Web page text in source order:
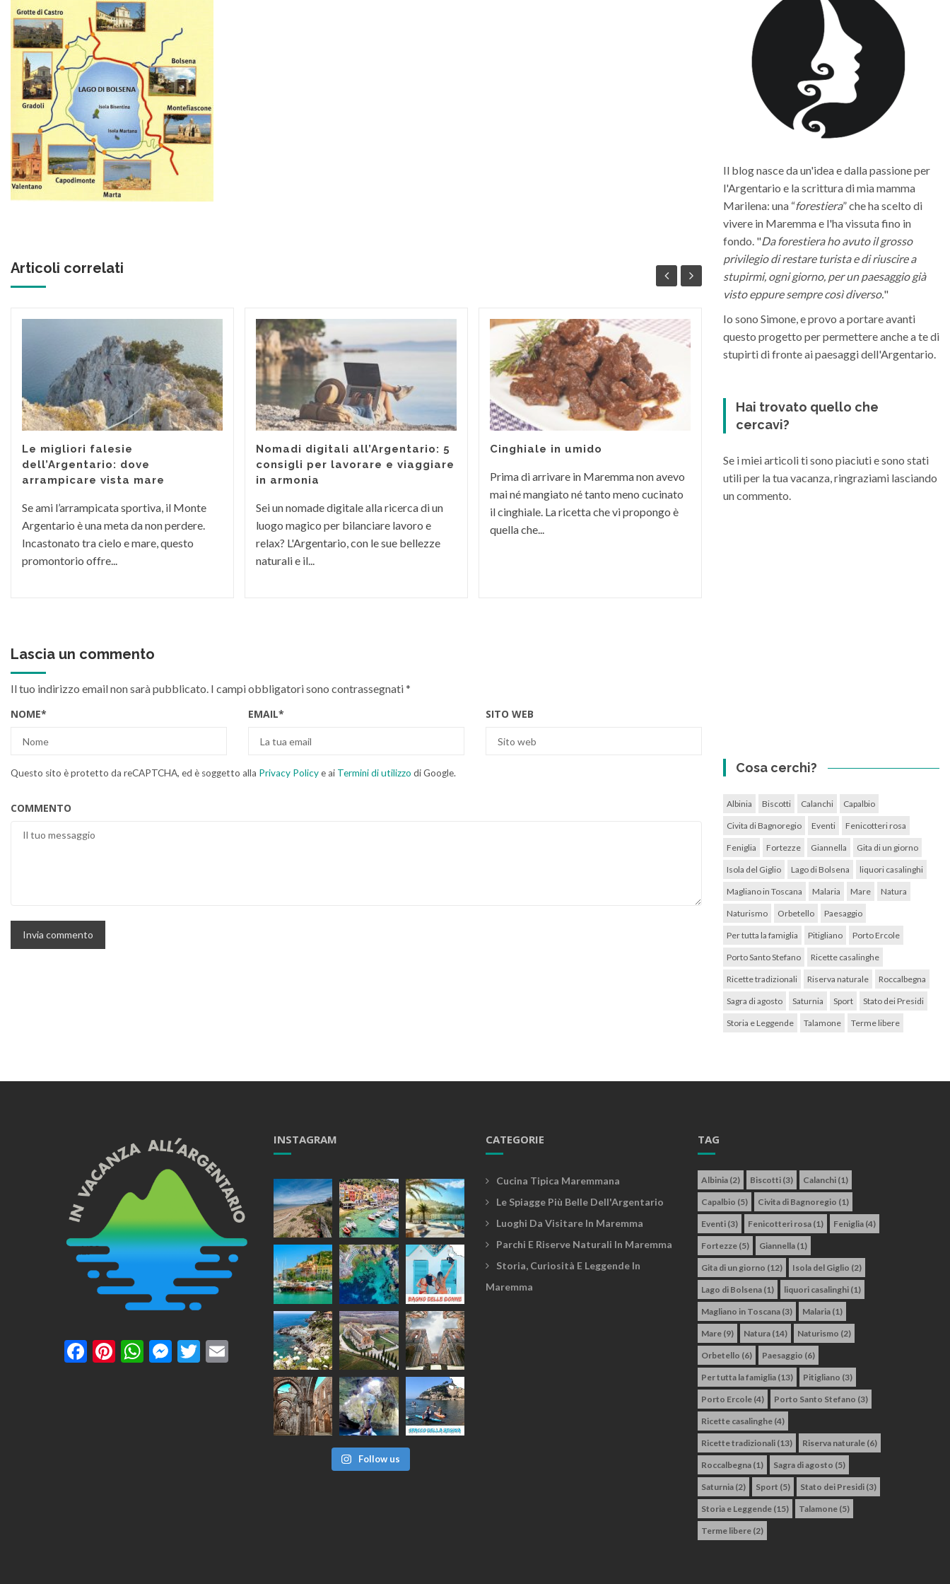
Articoli correlati
Le migliori falesie
dell’Argentario: dove
arrampicare vista mare
Se ami l’arrampicata sportiva, il Monte
Argentario è una meta da non perdere.
Incastonato tra cielo e mare, questo
promontorio offre...
Nomadi digitali all’Argentario: 5
consigli per lavorare e viaggiare
in armonia
Sei un nomade digitale alla ricerca di un
luogo magico per bilanciare lavoro e
relax? L'Argentario, con le sue bellezze
naturali e il...
Cinghiale in umido
Prima di arrivare in Maremma non avevo
mai né mangiato né tanto meno cucinato
il cinghiale. La ricetta che vi propongo è
quella che...
Quali sono i migliori vini della
Maremma Toscana
condizioni climatiche e morfologiche del
suo territorio, riesce a dare vita a grandi
vini di varia...
Lascia un commento
Il tuo indirizzo email non sarà pubblicato. I campi obbligatori sono contrassegnati*
NOME* EMAIL* SITO WEB
Questo sito è protetto da reCAPTCHA, ed è soggetto alla Privacy Policye ai Termini di utilizzo di Google.
COMMENTO
Il blog nasce da un'idea e dalla passione per
l'Argentario e la scrittura di mia mamma
Marilena: una “forestiera” che ha scelto di
vivere in Maremma e l'ha vissuta fino in
fondo. "Da forestiera ho avuto il grosso
privilegio di restare turista e di riuscire a
stupirmi, ogni giorno, per un paesaggio già
visto eppure sempre così diverso."
Io sono Simone, e provo a portare avanti
questo progetto per permettere anche a te di
stupirti di fronte ai paesaggi dell'Argentario.
Hai trovato quello che
cercavi?
Se i miei articoli ti sono piaciuti e sono stati
utili per la tua vacanza, ringraziami lasciando
un commento.
Cosa cerchi?
Albinia Biscotti Calanchi Capalbio
Civita di Bagnoregio Eventi Fenicotteri rosa
Feniglia Fortezze Giannella Gita di un giorno
Isola del Giglio Lago di Bolsena liquori casalinghi
Magliano in Toscana Malaria Mare Natura
Naturismo Orbetello Paesaggio
Per tutta la famiglia Pitigliano Porto Ercole
Porto Santo Stefano Ricette casalinghe
Ricette tradizionali Riserva naturale Roccalbegna
Sagra di agosto Saturnia Sport Stato dei Presidi
Storia e Leggende Talamone Terme libere
Facebook
Pinterest
WhatsApp
Messenger
Twitter
Email
INSTAGRAM
Follow us
CATEGORIE
Cucina Tipica Maremmana
Le Spiagge Più Belle Dell'Argentario
Luoghi Da Visitare In Maremma
Parchi E Riserve Naturali In Maremma
Storia, Curiosità E Leggende In
Maremma
TAG
Albinia (2) Biscotti (3) Calanchi (1)
Capalbio (5) Civita di Bagnoregio (1)
Eventi (3) Fenicotteri rosa (1) Feniglia (4)
Fortezze (5) Giannella (1)
Gita di un giorno (12) Isola del Giglio (2)
Lago di Bolsena (1) liquori casalinghi (1)
Magliano in Toscana (3) Malaria (1)
Mare (9) Natura (14) Naturismo (2)
Orbetello (6) Paesaggio (6)
Per tutta la famiglia (13) Pitigliano (3)
Porto Ercole (4) Porto Santo Stefano (3)
Ricette casalinghe (4)
Ricette tradizionali (13) Riserva naturale (6)
Roccalbegna (1) Sagra di agosto (5)
Saturnia (2) Sport (5) Stato dei Presidi (3)
Storia e Leggende (15) Talamone (5)
Terme libere (2)